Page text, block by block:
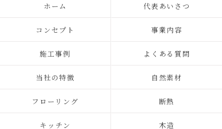
ホーム 代表あいさつ
コンセプト 事業内容
施工事例 よくある質問
当社の特徴 自然素材
フローリング 断熱
キッチン 木造